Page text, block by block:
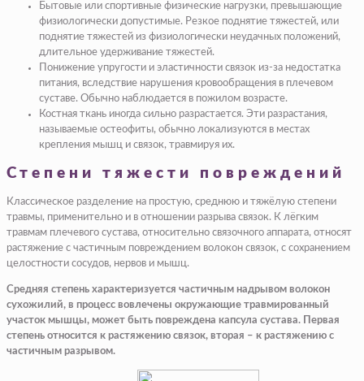
Бытовые или спортивные физические нагрузки, превышающие
физиологически допустимые. Резкое поднятие тяжестей, или
поднятие тяжестей из физиологически неудачных положений,
длительное удерживание тяжестей.
Понижение упругости и эластичности связок из-за недостатка
питания, вследствие нарушения кровообращения в плечевом
суставе. Обычно наблюдается в пожилом возрасте.
Костная ткань иногда сильно разрастается. Эти разрастания,
называемые остеофиты, обычно локализуются в местах
крепления мышц и связок, травмируя их.
Степени тяжести повреждений
Классическое разделение на простую, среднюю и тяжёлую степени
травмы, применительно и в отношении разрыва связок. К лёгким
травмам плечевого сустава, относительно связочного аппарата, относят
растяжение с частичным повреждением волокон связок, с сохранением
целостности сосудов, нервов и мышц.
Средняя степень характеризуется частичным надрывом волокон
сухожилий, в процесс вовлечены окружающие травмированный
участок мышцы, может быть повреждена капсула сустава. Первая
степень относится к растяжению связок, вторая – к растяжению с
частичным разрывом.